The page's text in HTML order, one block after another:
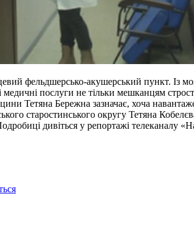
фельдшерсько-акушерський пункт. Із
медичні послуги не тільки мешканцям
Тетяна Бережна зазначає, хоча
старостинського округу Тетяна
дивіться у репортажі телеканалу